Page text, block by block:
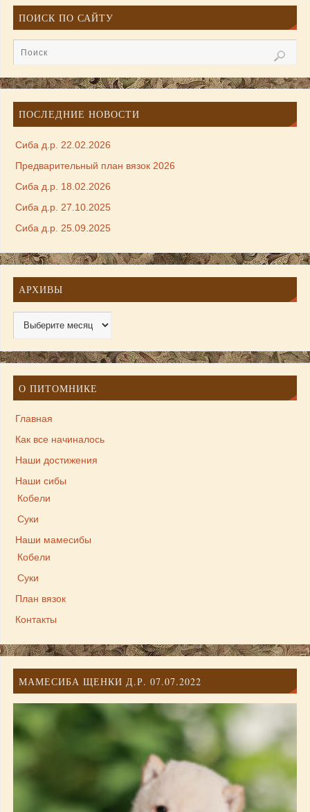
ПОИСК ПО САЙТУ
ПОСЛЕДНИЕ НОВОСТИ
Сиба д.р. 22.02.2026
Предварительный план вязок 2026
Сиба д.р. 18.02.2026
Сиба д.р. 27.10.2025
Сиба д.р. 25.09.2025
АРХИВЫ
О ПИТОМНИКЕ
Главная
Как все начиналось
Наши достижения
Наши сибы
Кобели
Суки
Наши мамесибы
Кобели
Суки
План вязок
Контакты
МАМЕСИБА ЩЕНКИ Д.Р. 07.07.2022